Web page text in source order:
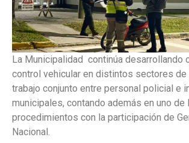
La Municipalidad continúa desarrollando
control vehicular en distintos sectores de
trabajo conjunto entre personal policial e
municipales, contando además en uno de
procedimientos con la participación de
Nacional.